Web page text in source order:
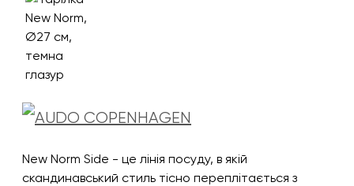
New Norm Side - це лінія посуду, в якій
скандинавський стиль тісно переплітається з